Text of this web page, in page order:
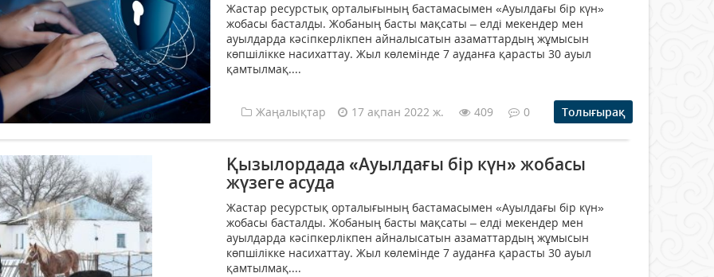
Жастар ресурстық орталығының бастамасымен «Ауылдағы бір күн»
жобасы басталды. Жобаның басты мақсаты – елді мекендер мен
ауылдарда кәсіпкерлікпен айналысатын азаматтардың жұмысын
көпшілікке насихаттау. Жыл көлемінде 7 ауданға қарасты 30 ауыл
қамтылмақ....
Жаңалықтар 17 ақпан 2022 ж. 409 0 Толығырақ
Қызылордада «Ауылдағы бір күн» жобасы
жүзеге асуда
Жастар ресурстық орталығының бастамасымен «Ауылдағы бір күн»
жобасы басталды. Жобаның басты мақсаты – елді мекендер мен
ауылдарда кәсіпкерлікпен айналысатын азаматтардың жұмысын
көпшілікке насихаттау. Жыл көлемінде 7 ауданға қарасты 30 ауыл
қамтылмақ....